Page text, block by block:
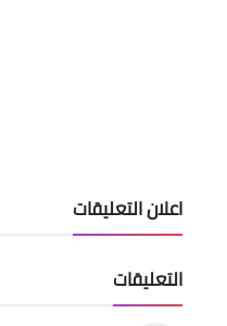
اسعار صرف
اعلان التعليقات
التعليقات